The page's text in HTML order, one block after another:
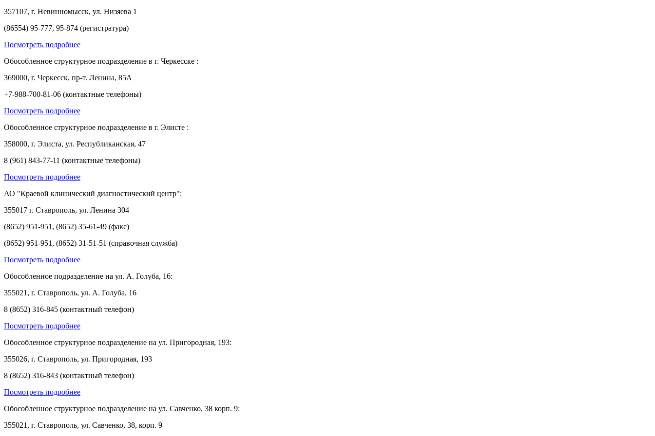
357107, г. Невинномысск, ул. Низяева 1
(86554) 95-777, 95-874 (регистратура)
Посмотреть подробнее
Обособленное структурное подразделение в г. Черкесске :
369000, г. Черкесск, пр-т. Ленина, 85А
+7-988-700-81-06 (контактные телефоны)
Посмотреть подробнее
Обособленное структурное подразделение в г. Элисте :
358000, г. Элиста, ул. Республиканская, 47
8 (961) 843-77-11 (контактные телефоны)
Посмотреть подробнее
АО "Краевой клинический диагностический центр":
355017 г. Ставрополь, ул. Ленина 304
(8652) 951-951, (8652) 35-61-49 (факс)
(8652) 951-951, (8652) 31-51-51 (справочная служба)
Посмотреть подробнее
Обособленное подразделение на ул. А. Голуба, 16:
355021, г. Ставрополь, ул. А. Голуба, 16
8 (8652) 316-845 (контактный телефон)
Посмотреть подробнее
Обособленное структурное подразделение на ул. Пригородная, 193:
355026, г. Ставрополь, ул. Пригородная, 193
8 (8652) 316-843 (контактный телефон)
Посмотреть подробнее
Обособленное структурное подразделение на ул. Савченко, 38 корп. 9:
355021, г. Ставрополь, ул. Савченко, 38, корп. 9